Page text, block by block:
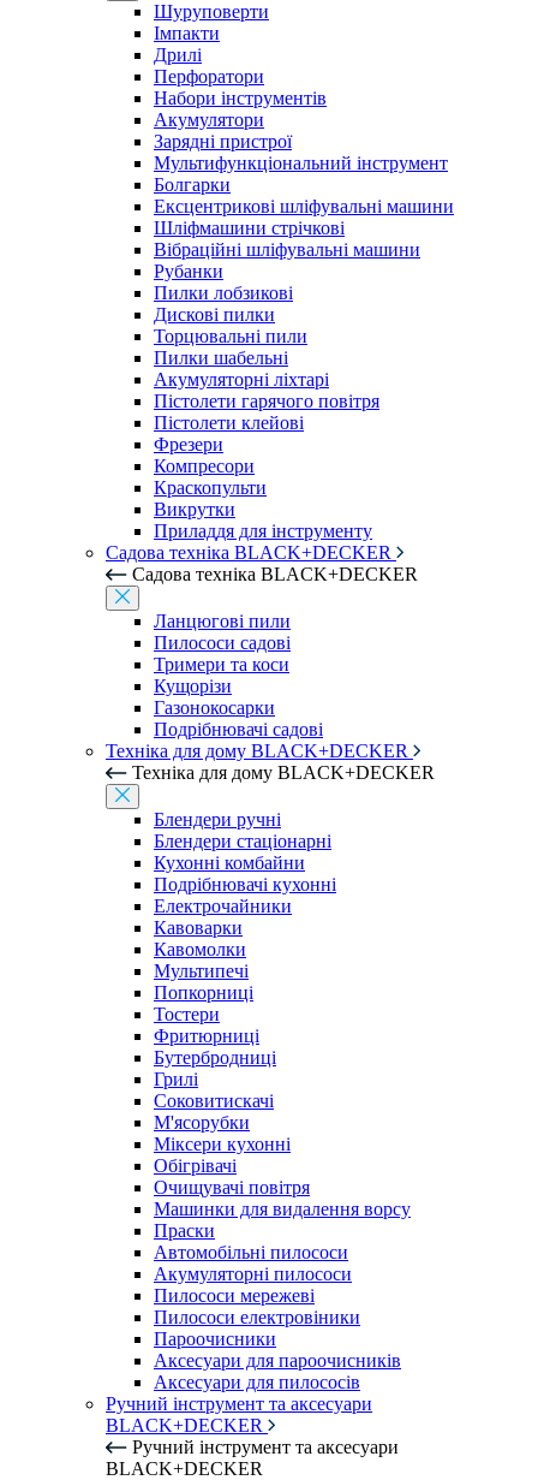
Шуруповерти
Імпакти
Дрилі
Перфоратори
Набори інструментів
Акумулятори
Зарядні пристрої
Мультифункціональний інструмент
Болгарки
Ексцентрикові шліфувальні машини
Шліфмашини стрічкові
Вібраційні шліфувальні машини
Рубанки
Пилки лобзикові
Дискові пилки
Торцювальні пили
Пилки шабельні
Акумуляторні ліхтарі
Пістолети гарячого повітря
Пістолети клейові
Фрезери
Компресори
Краскопульти
Викрутки
Приладдя для інструменту
Садова техніка BLACK+DECKER
Садова техніка BLACK+DECKER
Ланцюгові пили
Пилососи садові
Тримери та коси
Кущорізи
Газонокосарки
Подрібнювачі садові
Техніка для дому BLACK+DECKER
Техніка для дому BLACK+DECKER
Блендери ручні
Блендери стаціонарні
Кухонні комбайни
Подрібнювачі кухонні
Електрочайники
Кавоварки
Кавомолки
Мультипечі
Попкорниці
Тостери
Фритюрниці
Бутербродниці
Грилі
Соковитискачі
М'ясорубки
Міксери кухонні
Обігрівачі
Очищувачі повітря
Машинки для видалення ворсу
Праски
Автомобільні пилососи
Акумуляторні пилососи
Пилососи мережеві
Пилососи електровіники
Пароочисники
Аксесуари для пароочисників
Аксесуари для пилососів
Ручний інструмент та аксесуари
BLACK+DECKER
Ручний інструмент та аксесуари
BLACK+DECKER